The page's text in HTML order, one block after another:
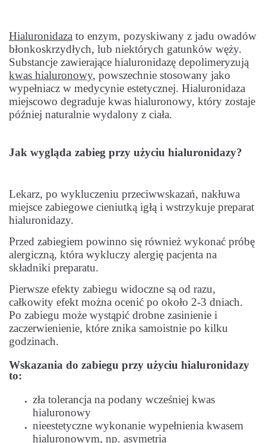
Hialuronidaza to enzym, pozyskiwany z jadu owadów
błonkoskrzydłych, lub niektórych gatunków węży.
Substancje zawierające hialuronidazę depolimeryzują
kwas hialuronowy, powszechnie stosowany jako
wypełniacz w medycynie estetycznej. Hialuronidaza
miejscowo degraduje kwas hialuronowy, który zostaje
później naturalnie wydalony z ciała.
Jak wygląda zabieg przy użyciu hialuronidazy?
Lekarz, po wykluczeniu przeciwwskazań, nakłuwa
miejsce zabiegowe cieniutką igłą i wstrzykuje preparat
hialuronidazy.
Przed zabiegiem powinno się również wykonać próbę
alergiczną, która wykluczy alergię pacjenta na
składniki preparatu.
Pierwsze efekty zabiegu widoczne są od razu,
całkowity efekt można ocenić po około 2-3 dniach.
Po zabiegu może wystąpić drobne zasinienie i
zaczerwienienie, które znika samoistnie po kilku
godzinach.
Wskazania do zabiegu przy użyciu hialuronidazy
to:
zła tolerancja na podany wcześniej kwas
hialuronowy
nieestetyczne wykonanie wypełnienia kwasem
hialuronowym, np. asymetria